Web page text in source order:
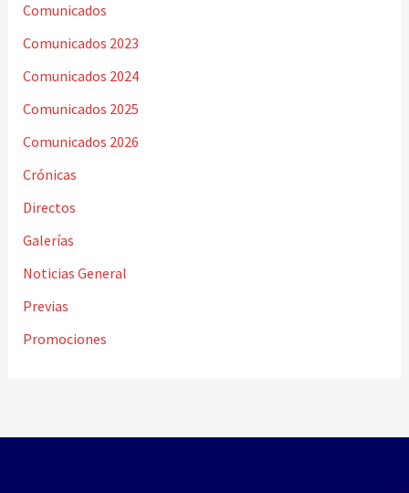
Comunicados
Comunicados 2023
Comunicados 2024
Comunicados 2025
Comunicados 2026
Crónicas
Directos
Galerías
Noticias General
Previas
Promociones